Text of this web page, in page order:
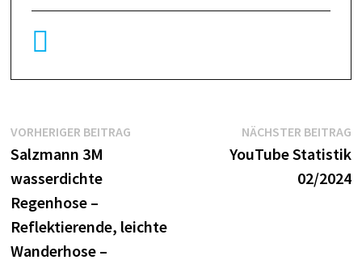
VORHERIGER BEITRAG
Salzmann 3M
wasserdichte
Regenhose –
Reflektierende, leichte
Wanderhose –
NÄCHSTER BEITRAG
YouTube Statistik
02/2024